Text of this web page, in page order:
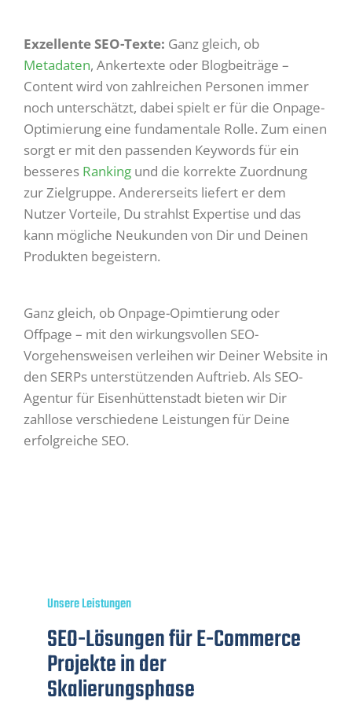
Exzellente SEO-Texte: Ganz gleich, ob
Metadaten, Ankertexte oder Blogbeiträge –
Content wird von zahlreichen Personen immer
noch unterschätzt, dabei spielt er für die Onpage-
Optimierung eine fundamentale Rolle. Zum einen
sorgt er mit den passenden Keywords für ein
besseres Ranking und die korrekte Zuordnung
zur Zielgruppe. Andererseits liefert er dem
Nutzer Vorteile, Du strahlst Expertise und das
kann mögliche Neukunden von Dir und Deinen
Produkten begeistern.
Ganz gleich, ob Onpage-Opimtierung oder
Offpage – mit den wirkungsvollen SEO-
Vorgehensweisen verleihen wir Deiner Website in
den SERPs unterstützenden Auftrieb. Als SEO-
Agentur für Eisenhüttenstadt bieten wir Dir
zahllose verschiedene Leistungen für Deine
erfolgreiche SEO.
Unsere Leistungen
SEO-Lösungen für E-Commerce
Projekte in der
Skalierungsphase